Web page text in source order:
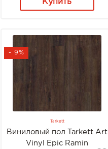
Купить
- 9%
Tarkett
Виниловый пол Tarkett Art
Vinyl Epic Ramin